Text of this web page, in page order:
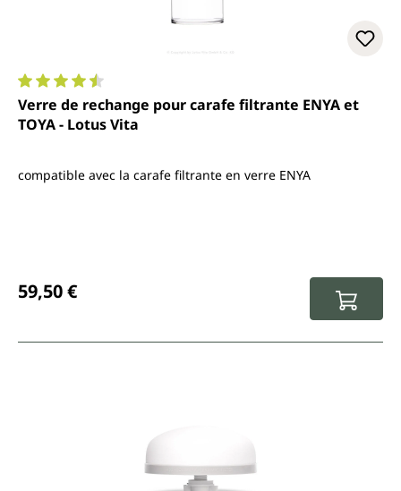
Note moyenne de 4.5 sur 5 étoiles
Verre de rechange pour carafe filtrante ENYA et
TOYA - Lotus Vita
compatible avec la carafe filtrante en verre ENYA
59,50 €